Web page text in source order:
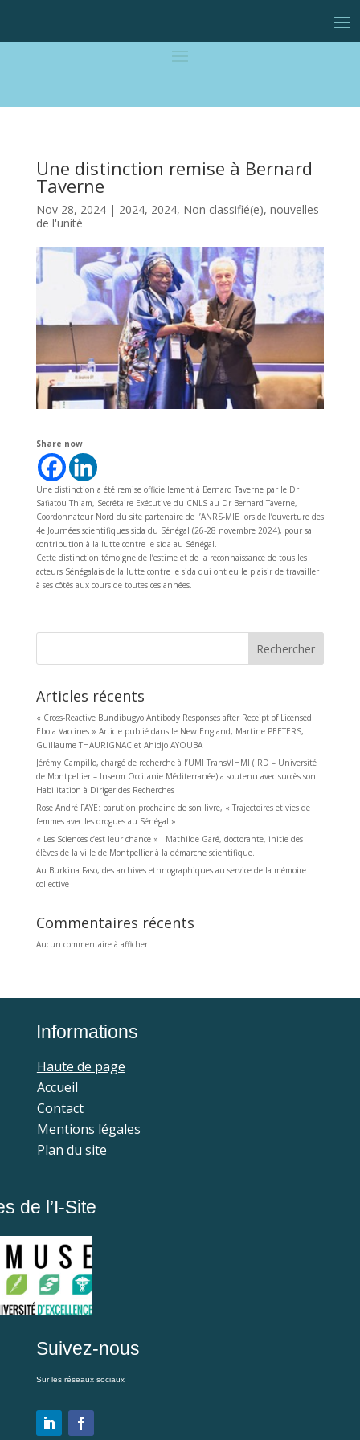
Une distinction remise à Bernard
Taverne
Nov 28, 2024| 2024, 2024, Non classifié(e), nouvelles
de l'unité
Share now
Une distinction a été remise officiellement à Bernard Taverne par le Dr
Safiatou Thiam, Secrétaire Exécutive du CNLS au Dr Bernard Taverne,
Coordonnateur Nord du site partenaire de l’ANRS-MIE lors de l’ouverture des
4e Journées scientifiques sida du Sénégal (26-28 novembre 2024), pour sa
contribution à la lutte contre le sida au Sénégal.
Cette distinction témoigne de l’estime et de la reconnaissance de tous les
acteurs Sénégalais de la lutte contre le sida qui ont eu le plaisir de travailler
à ses côtés aux cours de toutes ces années.
Rechercher
Articles récents
« Cross-Reactive Bundibugyo Antibody Responses after Receipt of Licensed
Ebola Vaccines » Article publié dans le New England, Martine PEETERS,
Guillaume THAURIGNAC et Ahidjo AYOUBA
Jérémy Campillo, chargé de recherche à l’UMI TransVIHMI (IRD – Université
de Montpellier – Inserm Occitanie Méditerranée) a soutenu avec succès son
Habilitation à Diriger des Recherches
Rose André FAYE: parution prochaine de son livre, « Trajectoires et vies de
femmes avec les drogues au Sénégal »
« Les Sciences c’est leur chance » : Mathilde Garé, doctorante, initie des
élèves de la ville de Montpellier à la démarche scientifique.
Au Burkina Faso, des archives ethnographiques au service de la mémoire
collective
Commentaires récents
Aucun commentaire à afficher.
Informations
Haute de page
Accueil
Contact
Mentions légales
Plan du site
de l’I-Site
Suivez-nous
Sur les réseaux sociaux